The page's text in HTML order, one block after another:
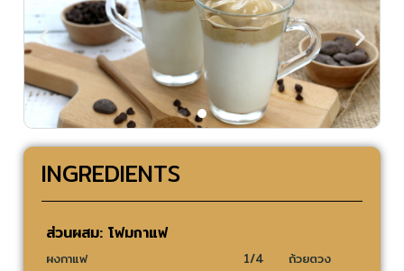
INGREDIENTS
ส่วนผสม: โฟมกาแฟ
ผงกาแฟ 1/4
ถ้วยตวง